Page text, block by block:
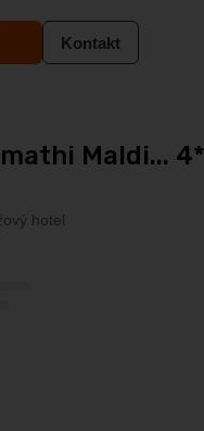
Kontakt
Maldi... 4*
hotel